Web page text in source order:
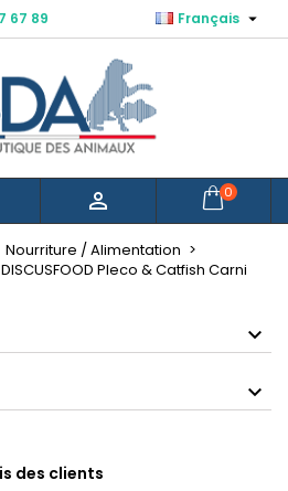
67 89 Français 
 0
Nourriture / Alimentation
DISCUSFOOD Pleco & Catfish Carni
des clients
×
liste
d'envies ×
Créer une liste d'envies
×
pour ajouter des produits
Annuler Connexion